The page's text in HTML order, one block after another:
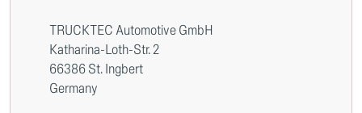
TRUCKTEC Automotive GmbH
Katharina-Loth-Str. 2
66386 St. Ingbert
Germany